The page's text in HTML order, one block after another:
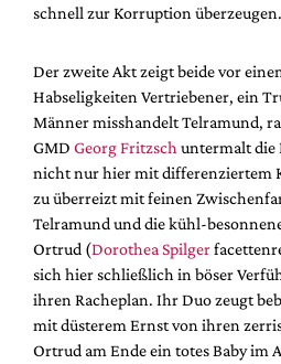
schnell zur Korruption überzeugen.
Der zweite Akt zeigt beide vor
Habseligkeiten Vertriebener, ein
Männer misshandelt Telramund,
GMD Georg Fritzsch untermalt die
nicht nur hier mit differenziertem
zu überreizt mit feinen
Telramund und die kühl-
Ortrud (Dorothea Spilger
sich hier schließlich in böser
ihren Racheplan. Ihr Duo zeugt
mit düsterem Ernst von ihren
Ortrud am Ende ein totes Baby im